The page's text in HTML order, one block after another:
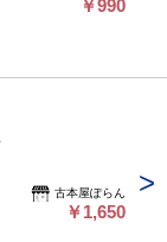
￥990
古本屋ぽらん
￥1,650